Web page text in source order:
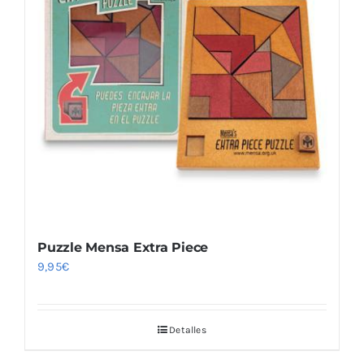
Puzzle Mensa Extra Piece
9,95€
Detalles